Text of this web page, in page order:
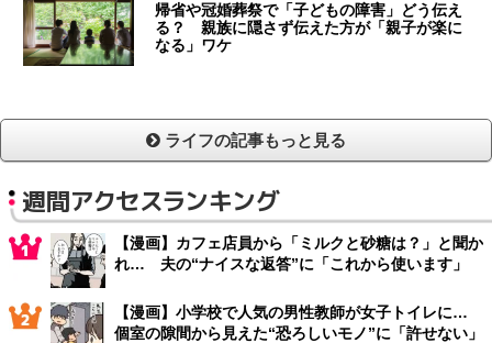
帰省や冠婚葬祭で「子どもの障害」どう伝え
る？ 親族に隠さず伝えた方が「親子が楽に
なる」ワケ
ライフの記事もっと見る
週間アクセスランキング
【漫画】カフェ店員から「ミルクと砂糖は？」と聞か
れ… 夫の“ナイスな返答”に「これから使います」
【漫画】小学校で人気の男性教師が女子トイレに…
個室の隙間から見えた“恐ろしいモノ”に「許せない」